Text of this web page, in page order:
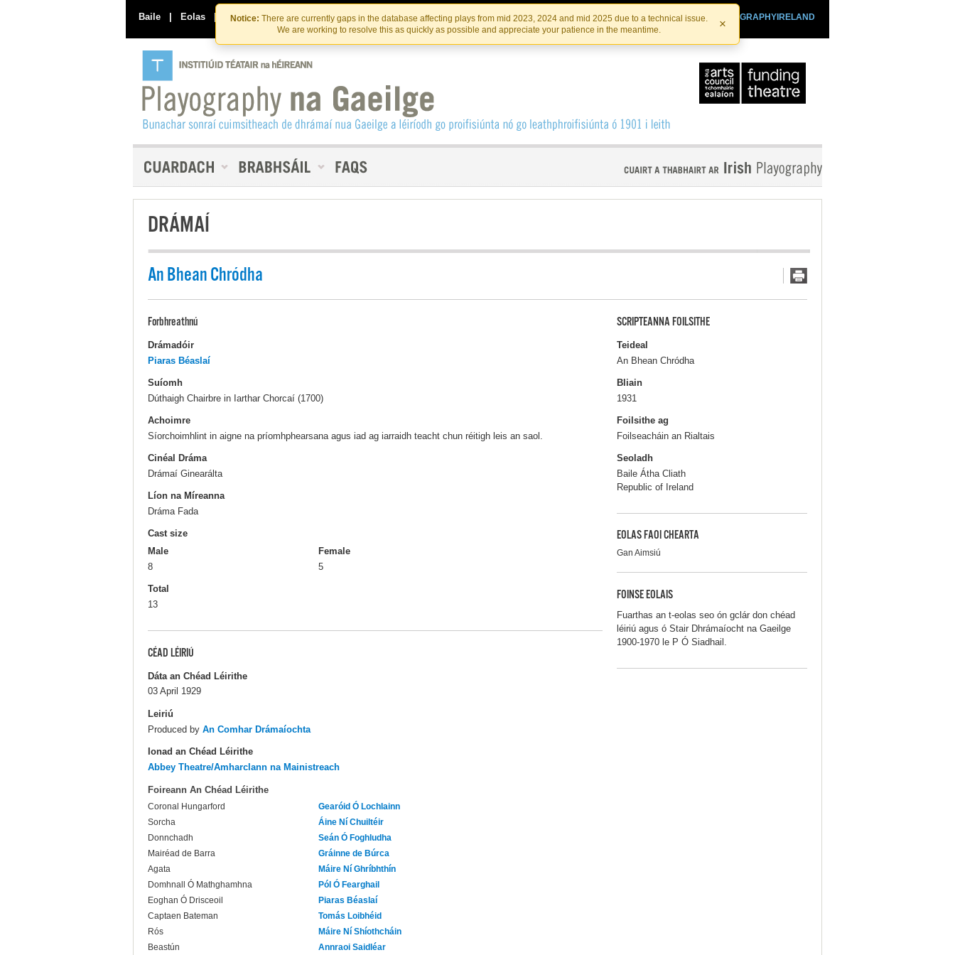
Skip
to
the
content
Skip
to
content
Notice: There are currently gaps in the database affecting plays from mid 2023, 2024 and mid 2025 due to a technical issue.
We are working to resolve this as quickly as possible and appreciate your patience in the meantime.
×
Baile | Eolas | Déan Teagmháil Linn PLAYOGRAPHYIRELAND
IRISHTHEATRE.IE
INSTITIúID TéATAIR NA HÉIREANN
DRÁMAÍ
An Bhean Chródha
Forbhreathnú
Drámadóir
Piaras Béaslaí
Suíomh
Dúthaigh Chairbre in Iarthar Chorcaí (1700)
Achoimre
Síorchoimhlint in aigne na príomhphearsana agus iad ag iarraidh teacht chun réitigh leis an saol.
Cinéal Dráma
Drámaí Ginearálta
Líon na Míreanna
Dráma Fada
Cast size
Male
8
Female
5
Total
13
CÉAD LÉIRIÚ
Dáta an Chéad Léirithe
03 April 1929
Leiriú
Produced by An Comhar Drámaíochta
Ionad an Chéad Léirithe
Abbey Theatre/Amharclann na Mainistreach
Foireann An Chéad Léirithe
Coronal Hungarford
Gearóid Ó Lochlainn
Sorcha
Áine Ní Chuiltéir
Donnchadh
Seán Ó Foghludha
Mairéad de Barra
Gráinne de Búrca
Agata
Máire Ní Ghríbhthín
Domhnall Ó Mathghamhna
Pól Ó Fearghail
Eoghan Ó Drisceoil
Piaras Béaslaí
Captaen Bateman
Tomás Loibhéid
Rós
Máire Ní Shíothcháin
Beastún
Annraoi Saidléar
SCRIPTEANNA FOILSITHE
Teideal
An Bhean Chródha
Bliain
1931
Foilsithe ag
Foilseacháin an Rialtais
Seoladh
Baile Átha Cliath
Republic of Ireland
EOLAS FAOI CHEARTA
Gan Aimsiú
FOINSE EOLAIS
Fuarthas an t-eolas seo ón gclár don chéad
léiriú agus ó Stair Dhrámaíocht na Gaeilge
1900-1970 le P Ó Siadhail.